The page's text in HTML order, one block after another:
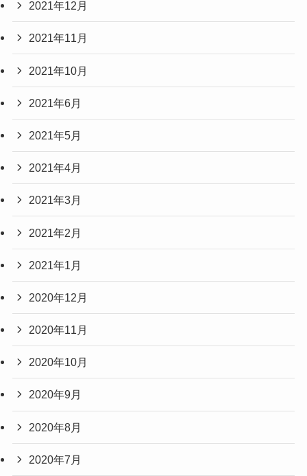
2021年12月
2021年11月
2021年10月
2021年6月
2021年5月
2021年4月
2021年3月
2021年2月
2021年1月
2020年12月
2020年11月
2020年10月
2020年9月
2020年8月
2020年7月